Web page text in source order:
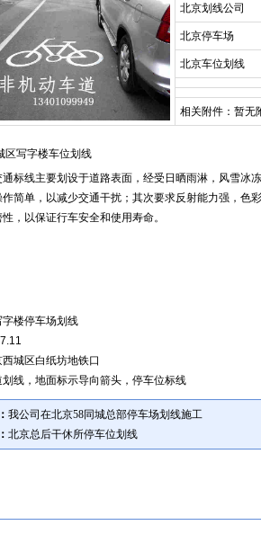
北京划线公司
北京停车场
北京车位划线
相关附件：暂无
区写字楼车位划线
标线主要划设于道路表面，经受日晒雨淋，风雪冰
作简单，以减少交通干扰；其次要求反射能力强，色
，以保证行车安全和使用寿命。
楼停车场划线
城区白纸坊地铁口
线，地面标示导向箭头，停车位标线
我公司在北京58同城总部停车场划线施工
北京总后干休所停车位划线